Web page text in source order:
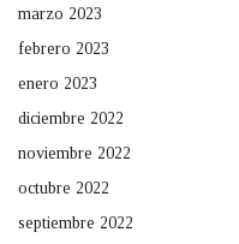
marzo 2023
febrero 2023
enero 2023
diciembre 2022
noviembre 2022
octubre 2022
septiembre 2022